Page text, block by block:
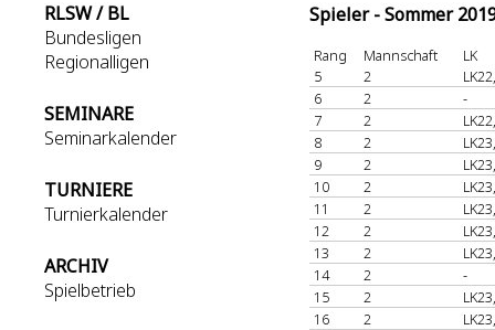
RLSW / BL
Bundesligen
Regionalligen
SEMINARE
Seminarkalender
TURNIERE
Turnierkalender
ARCHIV
Spielbetrieb
Spieler - Sommer
Rang Mannschaft
LK
5
2
6
2
-
7
2
8
2
9
2
10
2
11
2
12
2
13
2
14
2
-
15
2
16
2